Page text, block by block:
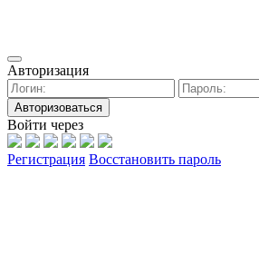
Авторизация
Авторизоваться
Войти через
Регистрация Восстановить пароль